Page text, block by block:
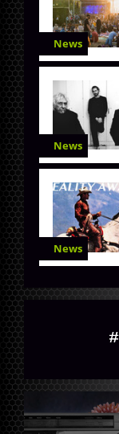
News
News
News